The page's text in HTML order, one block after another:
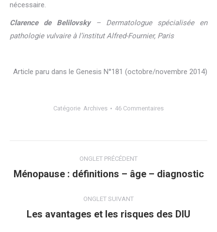
nécessaire.
Clarence de Belilovsky– Dermatologue spécialisée en
pathologie vulvaire à l’institut Alfred-Fournier, Paris
Article paru dans le Genesis N°181 (octobre/novembre 2014)
Catégorie Archives 46 Commentaires
Navigation
de
commentaire
ONGLET PRÉCÉDENT
Onglet
Ménopause : définitions – âge – diagnostic
ONGLET SUIVANT
Onglet
Les avantages et les risques des DIU